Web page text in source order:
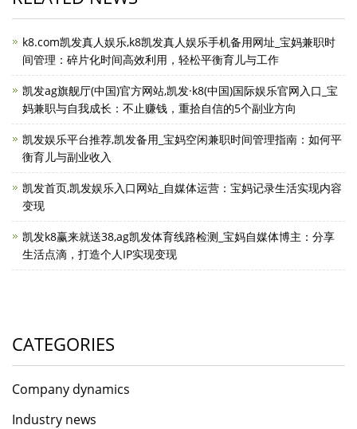
k8.com凯发真人娱乐,k8凯发真人娱乐手机备用网址_宝妈兼职时
间管理：碎片化时间高效利用，轻松平衡育儿与工作
凯发ag旗舰厅(中国)官方网站,凯发·k8(中国)国际娱乐官网入口_宝
妈兼职与自我成长：不止赚钱，重拾自信的5个副业方向
凯发娱乐平台推荐,凯发备用_宝妈空闲兼职时间管理指南：如何平
衡育儿与副业收入
凯发首页,凯发娱乐入口网站_自媒体运营：宝妈记录生活实现内容
变现
凯发k8赢来就送38,ag凯发体育线路检测_宝妈自媒体博主：分享
生活点滴，打造个人IP实现变现
CATEGORIES
Company dynamics
Industry news